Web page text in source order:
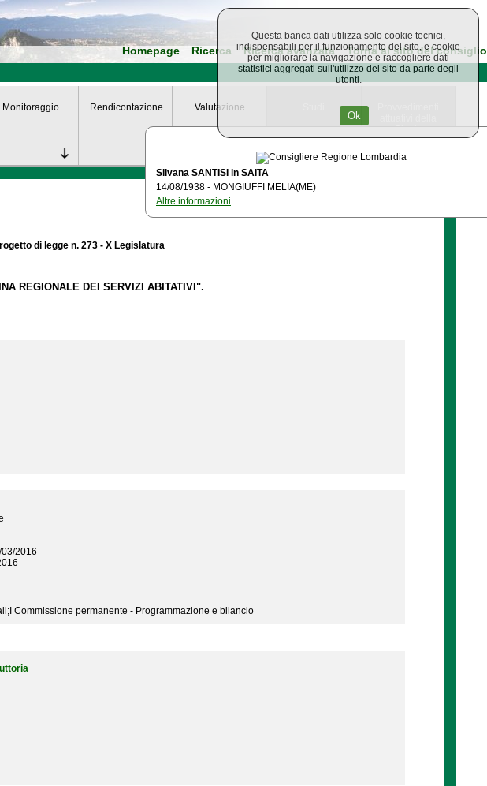
Homepage Ricerca Ricerca avanzata Torna al sito del consiglio
Monitoraggio Rendicontazione Valutazione
Giunta
Regionale
di legge n. 273 - X Legislatura
REGIONALE DEI SERVIZI ABITATIVI".
Silvana SANTISI in SAITA
14/08/1938 - MONGIUFFI MELIA(ME)
Altre informazioni
2016
Commissione permanente - Programmazione e bilancio
Questa banca dati utilizza solo cookie tecnici,
indispensabili per il funzionamento del sito, e cookie
per migliorare la navigazione e raccogliere dati
statistici aggregati sull'utilizzo del sito da parte degli
utenti.
Ok